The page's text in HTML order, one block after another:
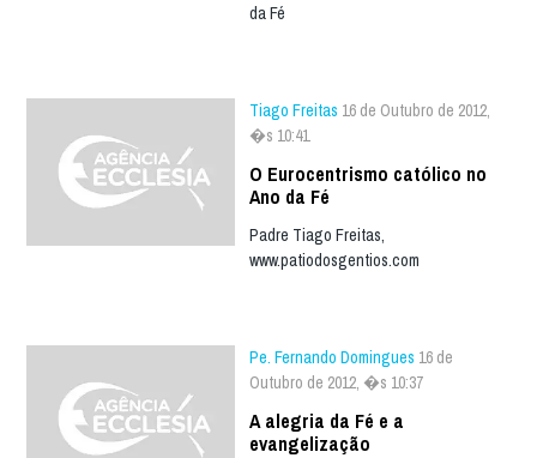
da Fé
Tiago Freitas 16 de Outubro de 2012,
�s 10:41
O Eurocentrismo católico no
Ano da Fé
Padre Tiago Freitas,
www.patiodosgentios.com
Pe. Fernando Domingues 16 de
Outubro de 2012, �s 10:37
A alegria da Fé e a
evangelização